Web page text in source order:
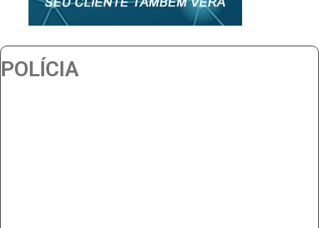
POLÍCIA